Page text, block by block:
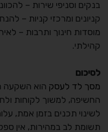
בנקים וסניפי שירות –
קניונים ומרכזי קניות –
מוסדות חינוך ותרבות –
קהילתי.
לסיכום
מסך לד לעסק הוא השקעה
החשיפה, למשוך לקוחות
לשינוי תכנים בזמן אמת,
תשומת לב במהירות, אין